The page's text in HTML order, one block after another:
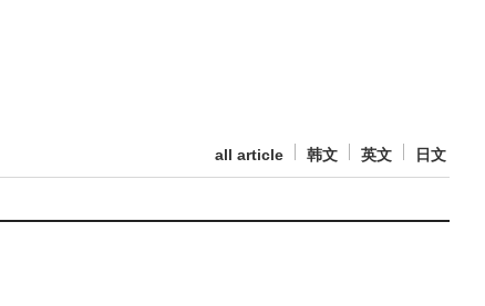
all article 韩文 英文 日文